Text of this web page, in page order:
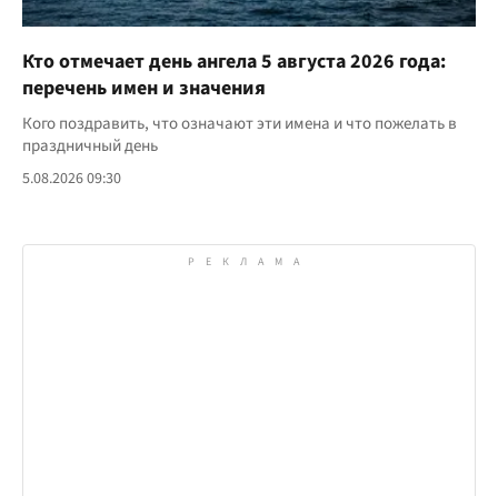
Кто отмечает день ангела 5 августа 2026 года:
перечень имен и значения
Кого поздравить, что означают эти имена и что пожелать в
праздничный день
5.08.2026 09:30